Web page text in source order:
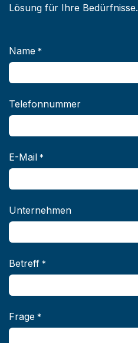
Lösung für Ihre Bedürfnisse.
Name *
Telefonnummer
E-Mail *
Unternehmen
Betreff *
Frage *